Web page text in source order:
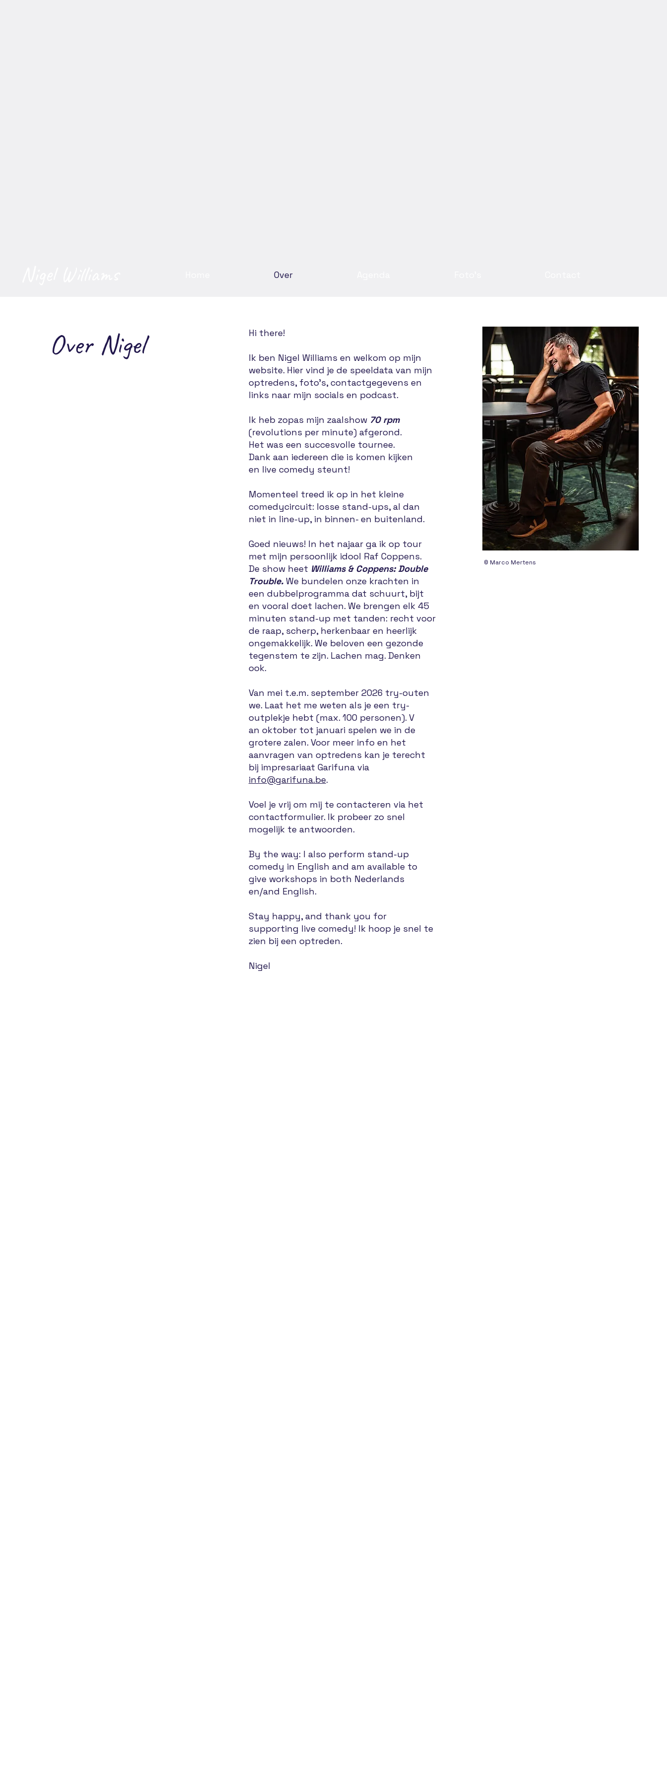
Over
Over Nigel Hi there!
Ik ben Nigel Williams en welkom op mijn
website. Hier vind je de speeldata van mijn
optredens, foto’s, contactgegevens en
links naar mijn socials en podcast.
Ik heb zopas mijn zaalshow 70 rpm
(revolutions per minute) afgerond.
Het was een succesvolle tournee.
Dank aan iedereen die is komen kijken
en live comedy steunt!
Momenteel treed ik op in het kleine
comedycircuit: losse stand-ups, al dan
niet in line-up, in binnen- en buitenland.
Goed nieuws! In het najaar ga ik op tour
met mijn persoonlijk idool Raf Coppens.
De show heet Williams & Coppens: Double
Trouble.We bundelen onze krachten in
een dubbelprogramma dat schuurt, bijt
en vooral doet lachen. We brengen elk 45
minuten stand-up met tanden: recht voor
de raap, scherp, herkenbaar en heerlijk
ongemakkelijk. We beloven een gezonde
tegenstem te zijn. Lachen mag. Denken
ook.
Van mei t.e.m. september 2026 try-outen
we. Laat het me weten als je een try-
outplekje hebt (max. 100 personen). V
an oktober tot januari spelen we in de
grotere zalen. Voor meer info en het
aanvragen van optredens kan je terecht
bij impresariaat Garifuna via
info@garifuna.be.
Voel je vrij om mij te contacteren via het
contactformulier. Ik probeer zo snel
mogelijk te antwoorden.
By the way: I also perform stand-up
comedy in English and am available to
give workshops in both Nederlands
en/and English.
Stay happy, and thank you for
supporting live comedy! Ik hoop je snel te
zien bij een optreden.
Nigel
© Marco Mertens